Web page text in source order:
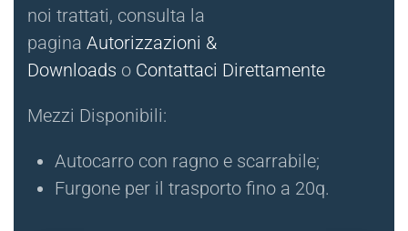
noi trattati, consulta la
pagina Autorizzazioni &
Downloads o Contattaci Direttamente
Mezzi Disponibili:
Autocarro con ragno e scarrabile;
Furgone per il trasporto fino a 20q.